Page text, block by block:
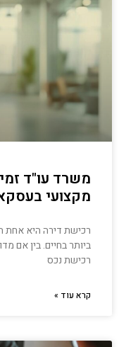
משרד עו"ד
מקצועי
רכישת דירה היא אחת
ביותר בחיים. בין אם
רכישת נכס
קרא עוד »